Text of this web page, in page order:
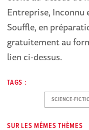
Entreprise, Inconnu
Souffle, en
gratuitement au
lien ci-dessus.
TAGS :
SCIENCE-
SUR LES MÊMES THÈMES